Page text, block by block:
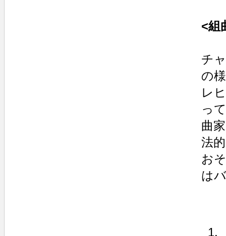
<組
チ
の
レ
っ
曲
法
お
は